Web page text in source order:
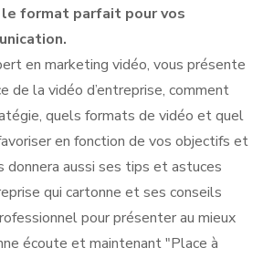
format parfait pour vos
en marketing vidéo, vous présente
de la vidéo d’entreprise, comment
quels formats de vidéo et quel
en fonction de vos objectifs et
donnera aussi ses tips et astuces
qui cartonne et ses conseils
pour présenter au mieux
écoute et maintenant "Place à